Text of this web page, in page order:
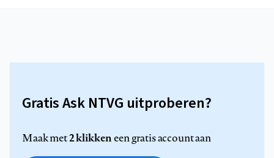
Gratis Ask NTVG uitproberen?
Maak met2 klikkeneen gratis account aan